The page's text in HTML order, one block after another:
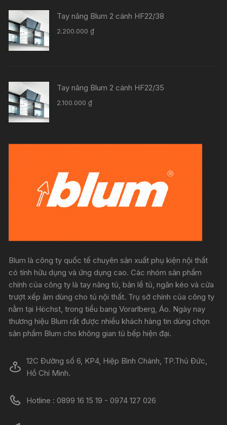
Tay nâng Blum 2 cánh HF22/38
2.200.000₫
Tay nâng Blum 2 cánh HF22/35
2.100.000₫
Blum là công ty quốc tế chuyên sản xuất phụ kiện nội thất
có tính hữu dụng và ứng dụng cao. Các nhóm sản phẩm
chính của công ty là tay nâng tủ, bản lề tủ, ngăn kéo và cửa
trượt xếp âm dùng cho tủ nội thất. Trụ sở chính của công ty
nằm tại Höchst, trong tiểu bang Vorarlberg, Áo. Ngày nay
thương hiệu Blum rất được nhiều khách hàng tin dùng chọn
sản phẩm Blum cho không gian tủ bếp hiện đại.
12C Đường số 6, KP4, Hiệp Bình Chánh, TP.Thủ Đức,
Hồ Chí Minh.
Hotline : 0899 16 15 19 - 0974 127 026